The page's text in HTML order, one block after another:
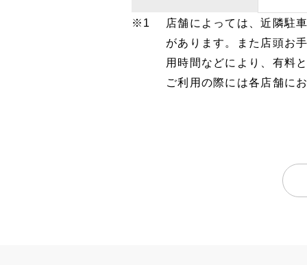
店舗によっては、近隣駐
があります。また店頭お
用時間などにより、有料
ご利用の際には各店舗に